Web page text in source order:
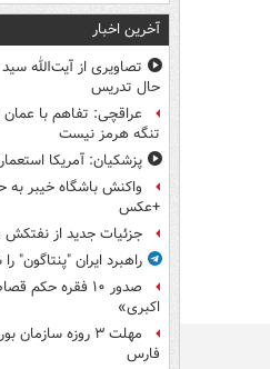
آخرین اخبار
تصاویری از آیت‌الله
حال تدریس
عراقچی: تفاهم با
تنگه هرمز نیست
پزشکیان: آمریکا
واکنش باشگاه خیبر
+عکس
جزئیات جدید از
راهبرد ایران
صدور ۱۰ فقره
اکبری»
مهلت ۳ روزه
فارس